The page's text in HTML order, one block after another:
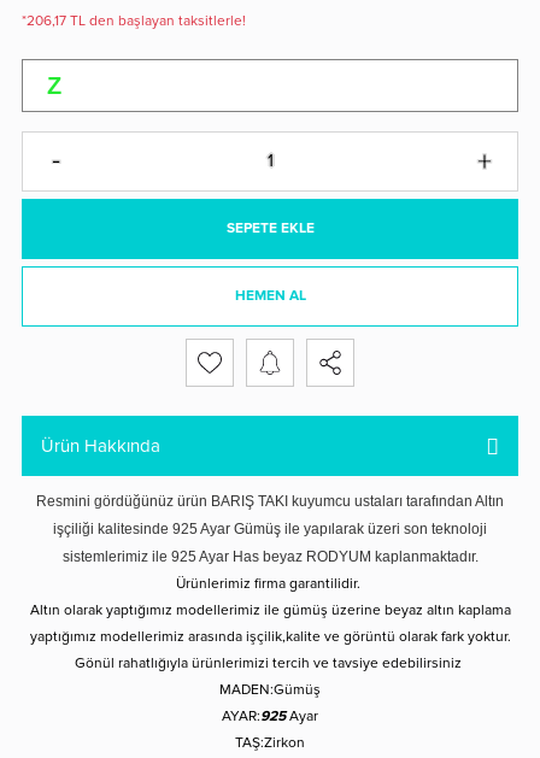
*206,17 TL den başlayan taksitlerle!
SEPETE EKLE
HEMEN AL
Ürün Hakkında
Resmini gördüğünüz ürün BARIŞ TAKI kuyumcu ustaları tarafından Altın
işçiliği kalitesinde 925 Ayar Gümüş ile yapılarak üzeri son teknoloji
sistemlerimiz ile 925 Ayar Has beyaz RODYUM kaplanmaktadır.
Ürünlerimiz firma garantilidir.
Altın olarak yaptığımız modellerimiz ile gümüş üzerine beyaz altın kaplama
yaptığımız modellerimiz arasında işçilik,kalite ve görüntü olarak fark yoktur.
Gönül rahatlığıyla ürünlerimizi tercih ve tavsiye edebilirsiniz
MADEN:Gümüş
AYAR:925Ayar
TAŞ:Zirkon